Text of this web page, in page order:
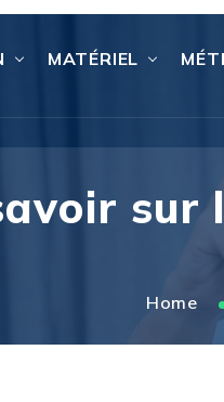
MATÉRIEL
sur
Home